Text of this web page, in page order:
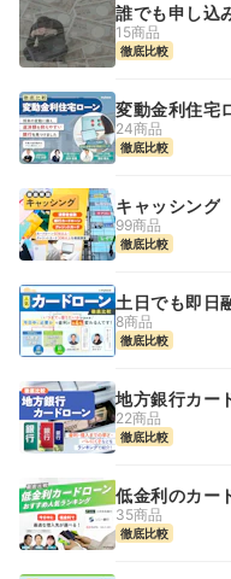
誰でも申し込
15商品
徹底比較
変動金利住宅
24商品
徹底比較
キャッシング
99商品
徹底比較
土日でも即日
8商品
徹底比較
地方銀行カー
22商品
徹底比較
低金利のカー
35商品
徹底比較